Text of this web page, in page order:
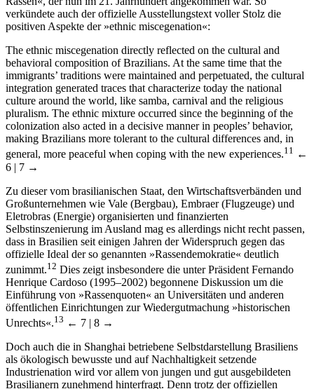
verkündete auch der offizielle Ausstellungstext voller Stolz die
positiven Aspekte der »ethnic miscegenation«:
The ethnic miscegenation directly reflected on the cultural and
behavioral composition of Brazilians. At the same time that the
immigrants’ traditions were maintained and perpetuated, the cultural
integration generated traces that characterize today the national
culture around the world, like samba, carnival and the religious
pluralism. The ethnic mixture occurred since the beginning of the
colonization also acted in a decisive manner in peoples’ behavior,
making Brazilians more tolerant to the cultural differences and, in
general, more peaceful when coping with the new experiences.11 ←
6 | 7 →
Zu dieser vom brasilianischen Staat, den Wirtschaftsverbänden und
Großunternehmen wie Vale (Bergbau), Embraer (Flugzeuge) und
Eletrobras (Energie) organisierten und finanzierten
Selbstinszenierung im Ausland mag es allerdings nicht recht passen,
dass in Brasilien seit einigen Jahren der Widerspruch gegen das
offizielle Ideal der so genannten »Rassendemokratie« deutlich
zunimmt.12 Dies zeigt insbesondere die unter Präsident Fernando
Henrique Cardoso (1995–2002) begonnene Diskussion um die
Einführung von »Rassenquoten« an Universitäten und anderen
öffentlichen Einrichtungen zur Wiedergutmachung »historischen
Unrechts«.13 ← 7 | 8 →
Doch auch die in Shanghai betriebene Selbstdarstellung Brasiliens
als ökologisch bewusste und auf Nachhaltigkeit setzende
Industrienation wird vor allem von jungen und gut ausgebildeten
Brasilianern zunehmend hinterfragt. Denn trotz der offiziellen